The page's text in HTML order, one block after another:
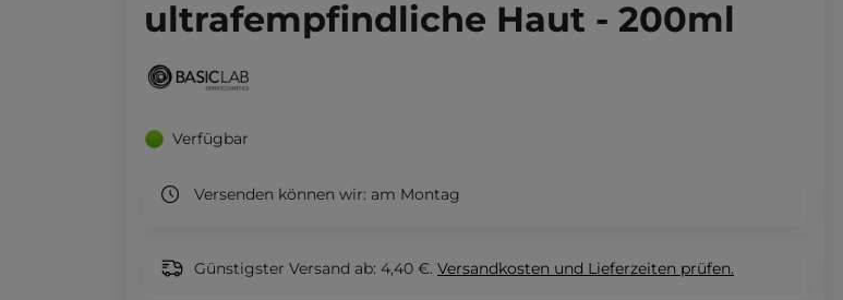
ultrafempfindliche Haut - 200ml
Verfügbar
Versenden können wir: am Montag
Günstigster Versand ab: 4,40 €. Versandkosten und Lieferzeiten prüfen.